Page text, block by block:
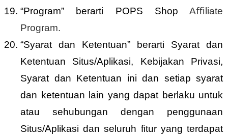
“Program” berarti POPS Shop Aﬃliate
Program.
“Syarat dan Ketentuan” berarti Syarat dan
Ketentuan Situs/Aplikasi, Kebijakan Privasi,
Syarat dan Ketentuan ini dan setiap syarat
dan ketentuan lain yang dapat berlaku untuk
atau sehubungan dengan penggunaan
Situs/Aplikasi dan seluruh fitur yang terdapat